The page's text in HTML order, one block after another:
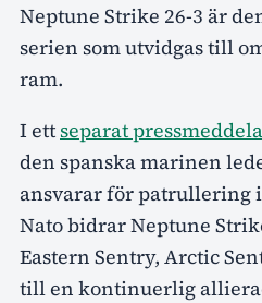
Neptune Strike 26-3 är
serien som utvidgas till
ram.
I ettseparat
den spanska marinen
ansvarar för patrullering
Nato bidrar Neptune
Eastern Sentry, Arctic
till en kontinuerlig